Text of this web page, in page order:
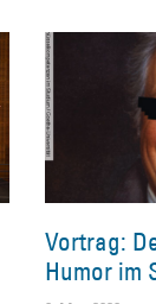
Vortrag:
Humor im